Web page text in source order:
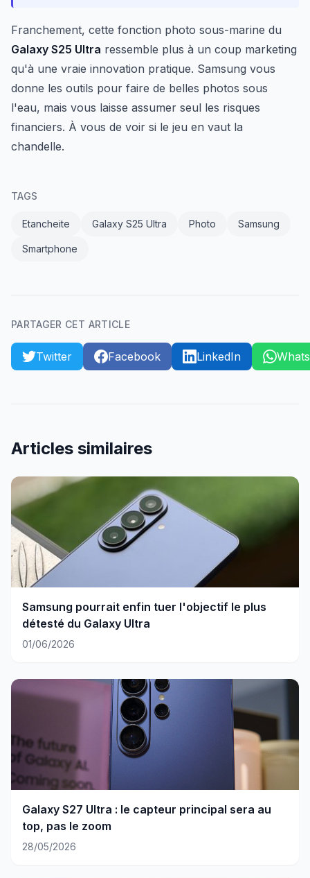
Franchement, cette fonction photo sous-marine du
Galaxy S25 Ultra ressemble plus à un coup marketing
qu'à une vraie innovation pratique. Samsung vous
donne les outils pour faire de belles photos sous
l'eau, mais vous laisse assumer seul les risques
financiers. À vous de voir si le jeu en vaut la
chandelle.
TAGS
Etancheite Galaxy S25 Ultra Photo Samsung
Smartphone
PARTAGER CET ARTICLE
Twitter Facebook LinkedIn
Articles similaires
Samsung pourrait enfin tuer l'objectif le plus
détesté du Galaxy Ultra
01/06/2026
Galaxy S27 Ultra : le capteur principal sera au
top, pas le zoom
28/05/2026